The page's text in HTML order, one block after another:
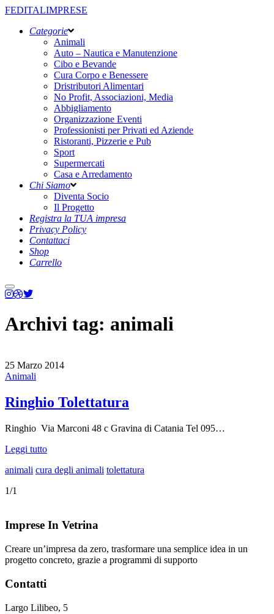
FEDITALIMPRESE
Categorie
Animali
Auto – Nautica e Manutenzione
Cibo e Bevande
Cura Corpo e Benessere
Dristributori Alimentari
No Profit, Associazioni, Media
Abbigliamento
Organizzazione Eventi
Professionisti per Privati ed Aziende
Ristoranti, Pizzerie e Pub
Sport
Supermercati
Casa e Arredamento
Chi Siamo
Diventa Socio
Il Progetto
Registra la TUA impresa
Privacy Policy
Contattaci
Shop
Carrello
Menu
principale
Archivi tag: animali
25 Marzo 2014
Animali
Ringhio Tolettatura
Ringhio Via Marconi 48 c Gravina di Catania Tel 095…
Leggi tutto
animali cura degli animali tolettatura
1/1
Imprese In Vetrina
Creare un’impresa da zero, trasformare una semplice idea in un
progetto concreto, grazie a programmi di supporto
Contatti
Largo Lilibeo, 5